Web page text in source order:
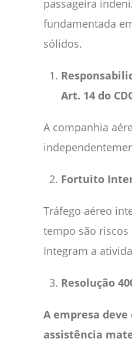
passageira
fundamentada
sólidos.
Art. 14 do
A companhia
Fortuito
Tráfego aéreo
tempo são riscos
Integram a
Resolução
A empresa
assistência